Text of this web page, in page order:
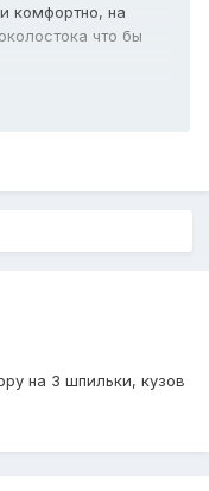
комфортно, на
что бы
подвеску, то
протестирую
на 3 шпильки, кузов